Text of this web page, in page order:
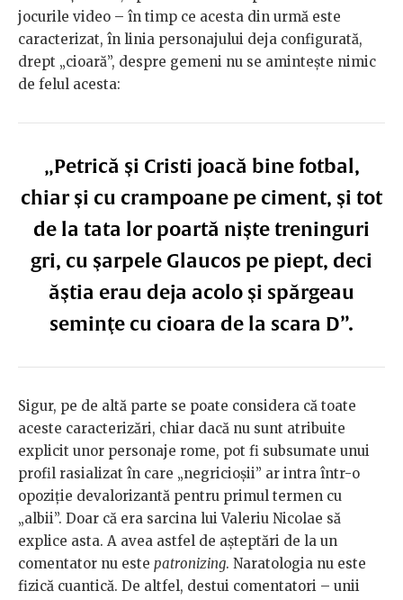
jocurile video – în timp ce acesta din urmă este
caracterizat, în linia personajului deja configurată,
drept „cioară”, despre gemeni nu se amintește nimic
de felul acesta:
„Petrică şi Cristi joacă bine fotbal,
chiar şi cu crampoane pe ciment, şi tot
de la tata lor poartă nişte treninguri
gri, cu şarpele Glaucos pe piept, deci
ăştia erau deja acolo şi spărgeau
seminţe cu cioara de la scara D”.
Sigur, pe de altă parte se poate considera că toate
aceste caracterizări, chiar dacă nu sunt atribuite
explicit unor personaje rome, pot fi subsumate unui
profil rasializat în care „negricioșii” ar intra într-o
opoziție devalorizantă pentru primul termen cu
„albii”. Doar că era sarcina lui Valeriu Nicolae să
explice asta. A avea astfel de așteptări de la un
comentator nu este patronizing. Naratologia nu este
fizică cuantică. De altfel, destui comentatori – unii